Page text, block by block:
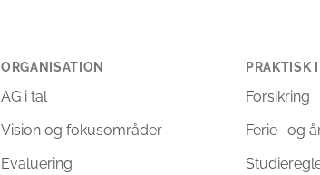
ORGANISATION
AG i tal
Vision og fokusområder
Evaluering
PRAKTISK
Forsikring
Ferie- og